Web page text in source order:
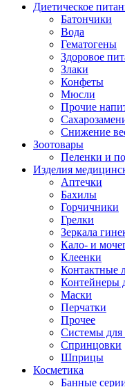
Диетическое
Батончики
Вода
Гематогены
Здоровое
Злаки
Конфеты
Мюсли
Прочие
Снижение
Зоотовары
Пеленки и
Изделия
Аптечки
Бахилы
Горчичники
Грелки
Зеркала
Кало- и
Клеенки
Контактные
Контейнеры
Маски
Перчатки
Прочее
Системы для
Спринцовки
Шприцы
Косметика
Банные